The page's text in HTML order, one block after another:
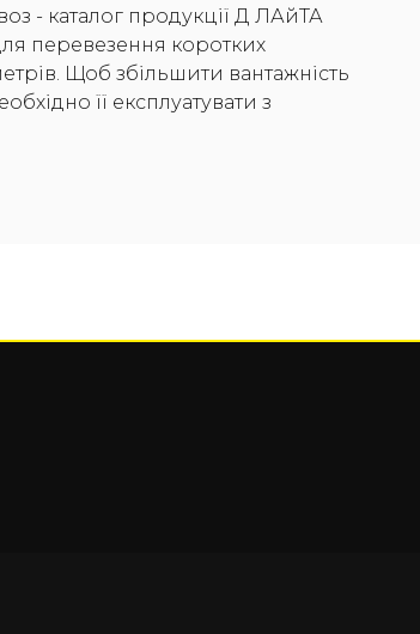
- каталог продукції Д ЛАйТА
перевезення коротких
Щоб збільшити вантажність
її експлуатувати з